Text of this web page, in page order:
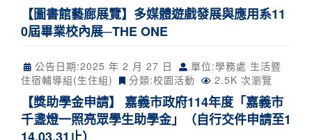
【圖書館藝廊展覽】多媒體遊戲發展與應用系11
0屆畢業校內展─THE ONE
公告日期:2025 年 2 月 27 日
單位:學務處 生活暨
住宿輔導組(生住組)
分類:校園活動 2.5K 次瀏覽
【獎助學金申請】 嘉義市政府114年度「嘉義市
千盞燈一照亮眾學生助學金」（自行交件申請至1